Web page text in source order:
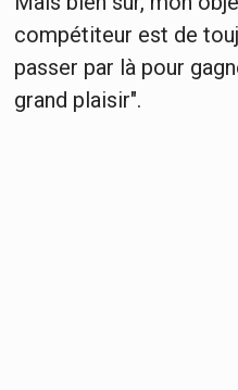
compétiteur est de
passer par là pour
grand plaisir".